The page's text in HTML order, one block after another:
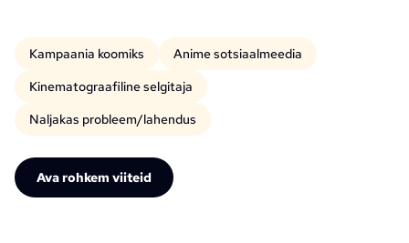
Kampaania koomiks
Anime sotsiaalmeedia
Kinematograafiline selgitaja
Naljakas probleem/lahendus
Ava rohkem viiteid